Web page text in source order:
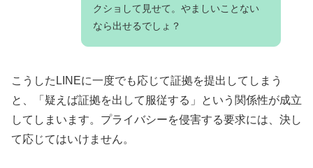
クショして見せて。やましいことない
なら出せるでしょ？
こうしたLINEに一度でも応じて証拠を提出してしまう
と、「疑えば証拠を出して服従する」という関係性が成立
してしまいます。プライバシーを侵害する要求には、決し
て応じてはいけません。